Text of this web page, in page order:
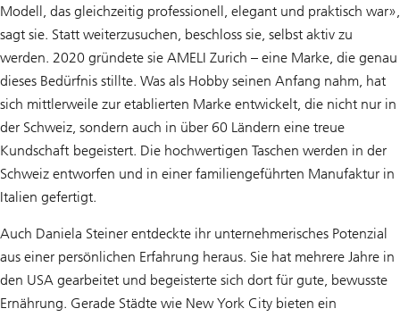
Modell, das gleichzeitig professionell, elegant und praktisch war»,
sagt sie. Statt weiterzusuchen, beschloss sie, selbst aktiv zu
werden. 2020 gründete sie AMELI Zurich – eine Marke, die genau
dieses Bedürfnis stillte. Was als Hobby seinen Anfang nahm, hat
sich mittlerweile zur etablierten Marke entwickelt, die nicht nur in
der Schweiz, sondern auch in über 60 Ländern eine treue
Kundschaft begeistert. Die hochwertigen Taschen werden in der
Schweiz entworfen und in einer familiengeführten Manufaktur in
Italien gefertigt.
Auch Daniela Steiner entdeckte ihr unternehmerisches Potenzial
aus einer persönlichen Erfahrung heraus. Sie hat mehrere Jahre in
den USA gearbeitet und begeisterte sich dort für gute, bewusste
Ernährung. Gerade Städte wie New York City bieten ein